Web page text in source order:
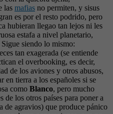
las mafias no permiten, y sisus
es por el resto podrido, pero
hubieran llegao tan lejos ni les
estafa a nivel planetario,
Sigue siendo lo mismo:
tan exagerada (se entiende
el overbooking, es decir,
de los aviones y otros abusos,
en tierra a los españoles si se
como Blanco, pero mucho
de los otros países para poner a
de agravios) que produce pánico